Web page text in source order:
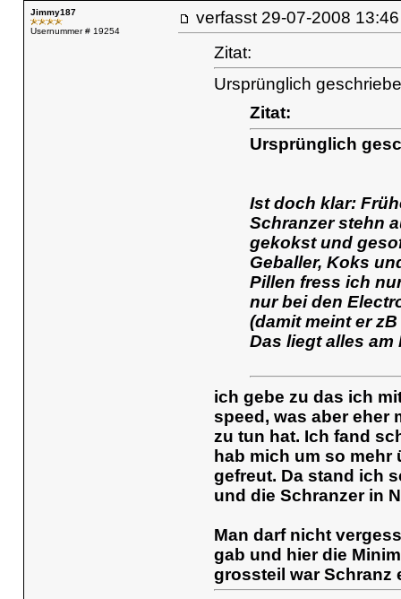
Jimmy187
Usernummer # 19254
verfasst 29-07-2008
Zitat:
Ursprünglich
Zitat:
Ursprünglich
Ist doch klar:
Schranzer stehn
gekokst und
Geballer, Koks
Pillen fress ich
nur bei den
(damit meint er
Das liegt alles am
ich gebe zu das ich
speed, was aber eher
zu tun hat. Ich fand
hab mich um so
gefreut. Da stand ich
und die Schranzer in
Man darf nicht
gab und hier die
grossteil war Schranz